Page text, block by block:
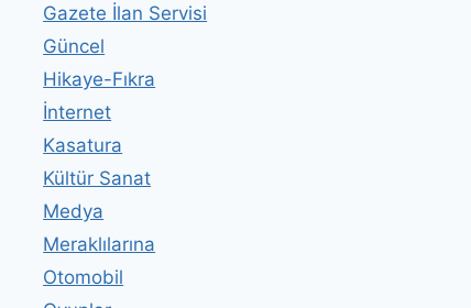
Gazete İlan Servisi
Güncel
Hikaye-Fıkra
İnternet
Kasatura
Kültür Sanat
Medya
Meraklılarına
Otomobil